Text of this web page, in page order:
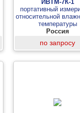
ИВТМ-7К-1
портативный
относительной
температуры
(термогигрометр)
Россия
по запросу